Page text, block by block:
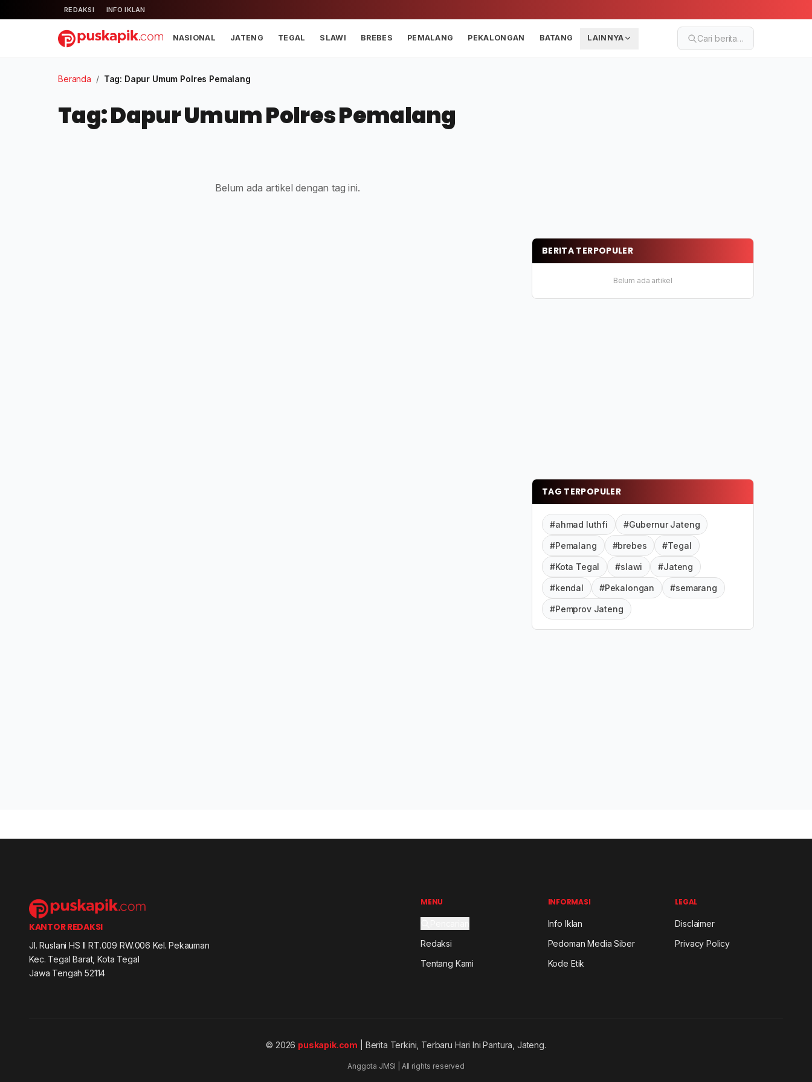
REDAKSI INFO IKLAN
NASIONAL JATENG TEGAL SLAWI BREBES PEMALANG PEKALONGAN BATANG LAINNYA Cari berita…
Beranda / Tag: Dapur Umum Polres Pemalang
Tag: Dapur Umum Polres Pemalang
Belum ada artikel dengan tag ini.
BERITA TERPOPULER
Belum ada artikel
TAG TERPOPULER
#ahmad luthfi #Gubernur Jateng
#Pemalang #brebes #Tegal
#Kota Tegal #slawi #Jateng
#kendal #Pekalongan #semarang
#Pemprov Jateng
KANTOR REDAKSI
Jl. Ruslani HS II RT.009 RW.006 Kel. Pekauman
Kec. Tegal Barat, Kota Tegal
Jawa Tengah 52114
MENU
Redaksi
Tentang Kami
INFORMASI
Info Iklan
Pedoman Media Siber
Kode Etik
LEGAL
Disclaimer
Privacy Policy
© 2026 puskapik.com | Berita Terkini, Terbaru Hari Ini Pantura, Jateng.
Anggota JMSI | All rights reserved